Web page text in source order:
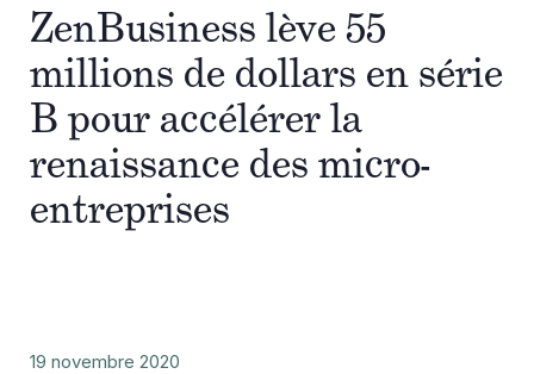
ZenBusiness lève 55
millions de dollars en série
B pour accélérer la
renaissance des micro-
entreprises
19 novembre 2020